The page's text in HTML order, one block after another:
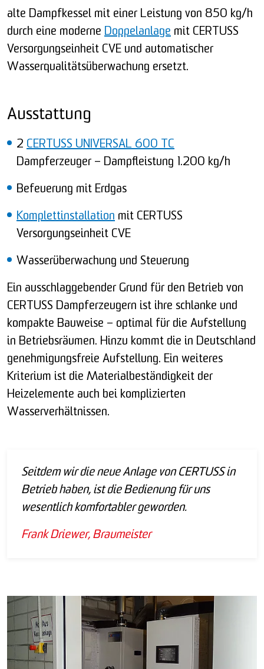
alte Dampfkessel mit einer Leistung von 850 kg/h
durch eine moderne Doppelanlage mit CERTUSS
Versorgungseinheit CVE und automatischer
Wasserqualitätsüberwachung ersetzt.
Ausstattung
2 CERTUSS UNIVERSAL 600 TC
Dampferzeuger – Dampfleistung 1.200 kg/h
Befeuerung mit Erdgas
Komplettinstallation mit CERTUSS
Versorgungseinheit CVE
Wasserüberwachung und Steuerung
Ein ausschlaggebender Grund für den Betrieb von
CERTUSS Dampferzeugern ist ihre schlanke und
kompakte Bauweise – optimal für die Aufstellung
in Betriebsräumen. Hinzu kommt die in Deutschland
genehmigungsfreie Aufstellung. Ein weiteres
Kriterium ist die Materialbeständigkeit der
Heizelemente auch bei komplizierten
Wasserverhältnissen.
Seitdem wir die neue Anlage von CERTUSS in
Betrieb haben, ist die Bedienung für uns
wesentlich komfortabler geworden.
Frank Driewer, Braumeister